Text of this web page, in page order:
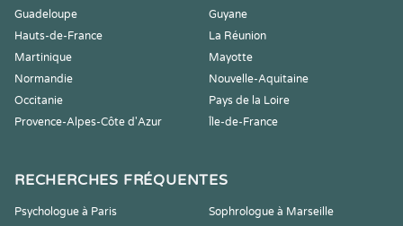
Guadeloupe
Guyane
Hauts-de-France
La Réunion
Martinique
Mayotte
Normandie
Nouvelle-Aquitaine
Occitanie
Pays de la Loire
Provence-Alpes-Côte d'Azur
Île-de-France
RECHERCHES FRÉQUENTES
Psychologue à Paris
Sophrologue à Marseille